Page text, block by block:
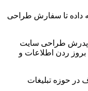
داده تا سفارش طراحی
پدرش طراحی سایت
ردن اطلاعات و
در حوزه تبلیغات